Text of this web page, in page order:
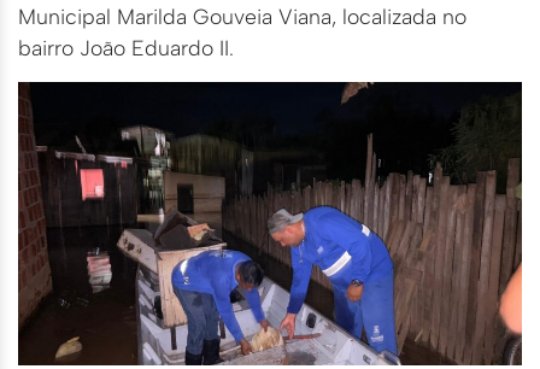
Municipal Marilda Gouveia Viana, localizada no
bairro João Eduardo II.